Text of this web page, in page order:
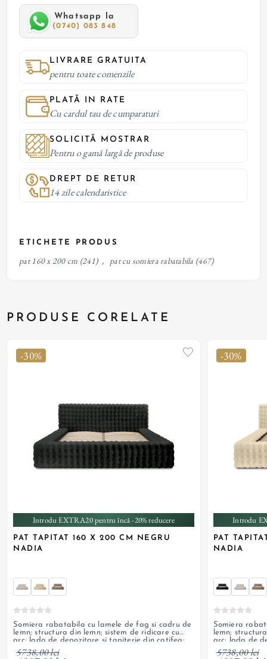
Whatsapp la
(0740) 083 848
LIVRARE GRATUITA
pentru toate comenzile
PLATĂ IN RATE
Cu cardul tau de cumparaturi
SOLICITĂ MOSTRAR
Pentru o gamă largă de produse
DREPT DE RETUR
14 zile calendaristice
ETICHETE PRODUS
pat 160 x 200 cm (241) , pat cu somiera rabatabila (467)
PRODUSE CORELATE
-30%
Introdu EXTRA20 pentru încă -20% reducere
PAT TAPITAT 160 X 200 CM NEGRU
NADIA
Somiera rabatabila cu lamele de fag si cadru de
lemn; structura din lemn; sistem de ridicare cu
arc; lada de depozitare si tapiterie din catifea;
personalizabil
5738,00 lei
-30%
Introdu
PAT
NADIA
Somiera
lemn;
arc; lada de
personalizabil
5738,00 lei